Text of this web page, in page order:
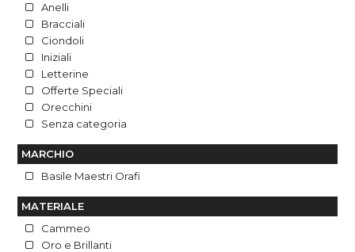
Anelli
Bracciali
Ciondoli
Iniziali
Letterine
Offerte Speciali
Orecchini
Senza categoria
MARCHIO
Basile Maestri Orafi
MATERIALE
Cammeo
Oro e Brillanti